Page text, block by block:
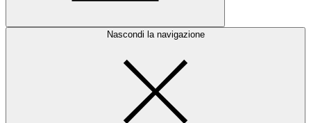
Nascondi la navigazione